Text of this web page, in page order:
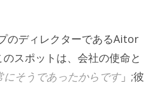
のディレクターであるAitor
のスポットは、会社の使命と
にそうであったからです」;彼